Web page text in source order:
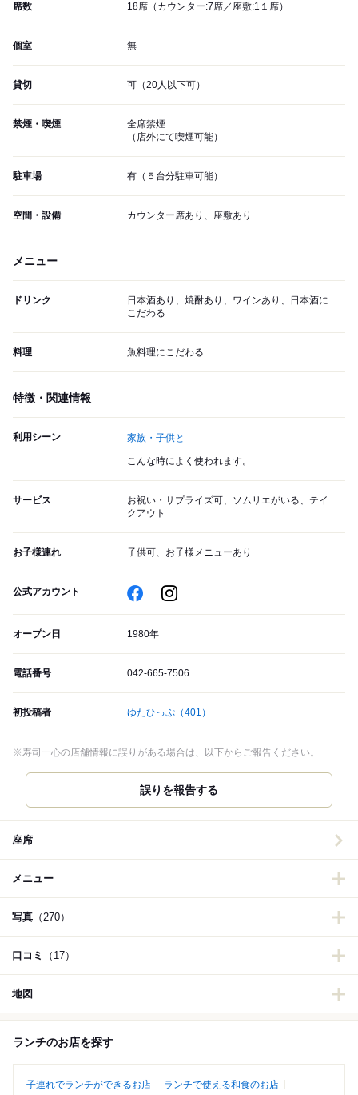
席数 18席（カウンター:7席／座敷:1１席）
個室 無
貸切 可（20人以下可）
禁煙・喫煙
全席禁煙
（店外にて喫煙可能）
駐車場 有（５台分駐車可能）
空間・設備 カウンター席あり、座敷あり
メニュー
ドリンク
日本酒あり、焼酎あり、ワインあり、日本酒に
こだわる
料理 魚料理にこだわる
特徴・関連情報
利用シーン 家族・子供と
こんな時によく使われます。
サービス
お祝い・サプライズ可、ソムリエがいる、テイ
クアウト
お子様連れ 子供可、お子様メニューあり
公式アカウント
オープン日 1980年
電話番号 042-665-7506
初投稿者 ゆたひっぷ （401）
※寿司一心の店舗情報に誤りがある場合は、以下からご報告ください。
誤りを報告する
座席
メニュー
写真 （270）
口コミ （17）
地図
ランチのお店を探す
子連れでランチができるお店
ランチで使える和食のお店